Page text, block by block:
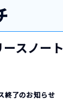
ースノート
終了のお知らせ